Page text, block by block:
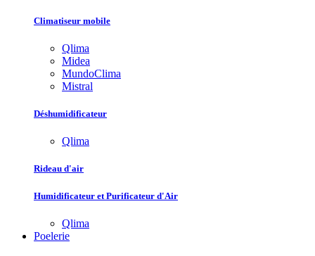
Climatiseur mobile
Qlima
Midea
MundoClima
Mistral
Déshumidificateur
Qlima
Rideau d'air
Humidificateur et Purificateur d'Air
Qlima
Poelerie